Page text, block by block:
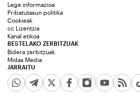
JARRAITU
Lege informazioa
Pribatutasun politika
Cookieak
cc Lizentzia
Kanal etikoa
BESTELAKO ZERBITZUAK
Bidera zerbitzuak
Midas Media